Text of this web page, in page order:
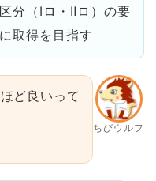
分（Ⅰロ・Ⅱロ）の要
取得を目指す
ちびウルフ
ど良いって